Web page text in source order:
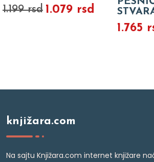
1.199 rsd 1.079 rsd
1.765
knjižara.com
Na sajtu Knjižara.com internet knjižare